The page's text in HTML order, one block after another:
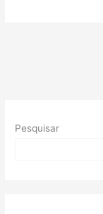
Pesquisar